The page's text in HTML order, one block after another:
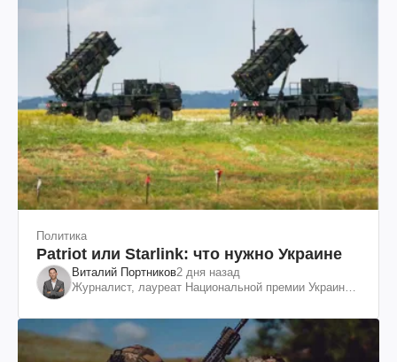
Политика
Patriot или Starlink: что нужно Украине
Виталий Портников2 дня назад
Журналист, лауреат Национальной премии Украины